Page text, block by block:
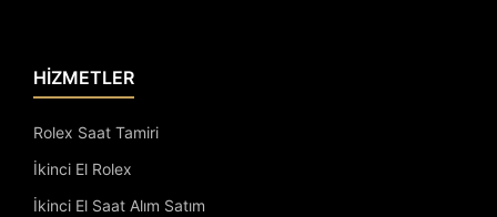
HİZMETLER
Rolex Saat Tamiri
İkinci El Rolex
İkinci El Saat Alım Satım